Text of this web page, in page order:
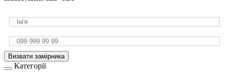
Визвати замірника
Категорії